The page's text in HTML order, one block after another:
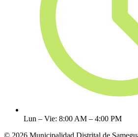
Lun – Vie: 8:00 AM – 4:00 PM